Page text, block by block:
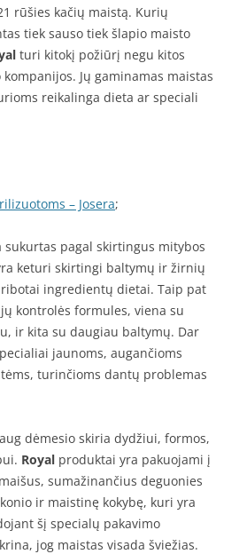
rūšies kačių maistą. Kurių
tiek sauso tiek šlapio maisto
turi kitokį požiūrį negu kitos
Jų gaminamas maistas
reikalinga dieta ar speciali
– Josera;
sukurtas pagal skirtingus mitybos
keturi skirtingi baltymų ir žirnių
ingredientų dietai. Taip pat
kontrolės formules, viena su
ir kita su daugiau baltymų. Dar
jaunoms, augančioms
turinčioms dantų problemas
dėmesio skiria dydžiui, formos,
Royal produktai yra pakuojami į
sumažinančius deguonies
ir maistinę kokybę, kuri yra
šį specialų pakavimo
jog maistas visada šviežias.